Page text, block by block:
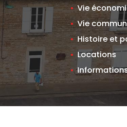
Vie
Vie
Histoire et
Locations